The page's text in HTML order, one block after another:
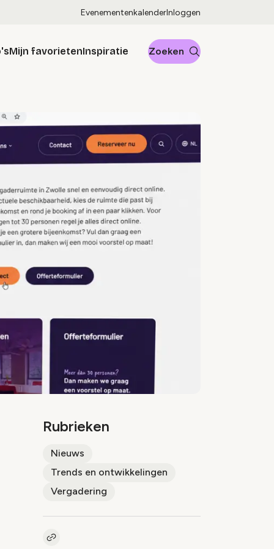
EvenementenkalenderInloggen
Mijn favorietenInspiratie Zoeken
Rubrieken
Nieuws
Trends en ontwikkelingen
Vergadering
Kopieer link naar artikel